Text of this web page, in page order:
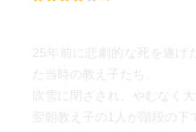
25年前に悲劇的な死を遂げ
た当時の教え子たち。
吹雪に閉ざされ、やむなく
翌朝教え子の1人が階段の下